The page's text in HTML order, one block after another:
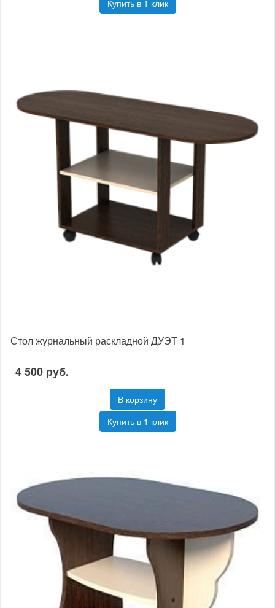
Купить в 1 клик
Стол журнальный раскладной ДУЭТ 1
4 500 руб.
В корзину
Купить в 1 клик